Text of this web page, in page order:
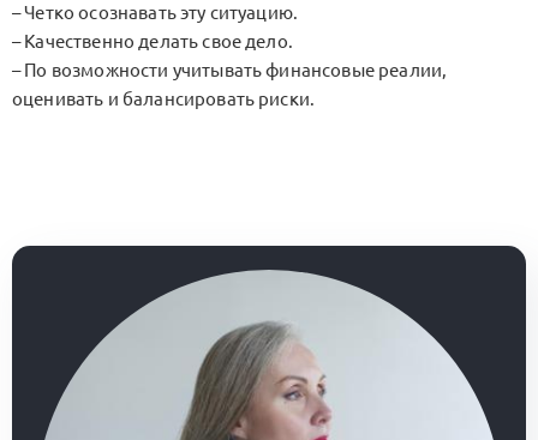
– Четко осознавать эту ситуацию.
– Качественно делать свое дело.
– По возможности учитывать финансовые реалии,
оценивать и балансировать риски.